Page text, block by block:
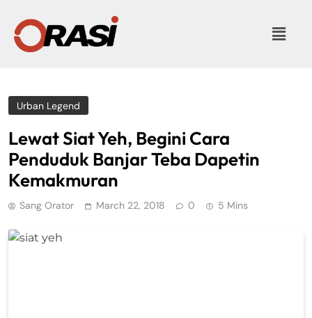
Urban Legend
Lewat Siat Yeh, Begini Cara
Penduduk Banjar Teba Dapetin
Kemakmuran
Sang Orator March 22, 2018 0 5 Mins